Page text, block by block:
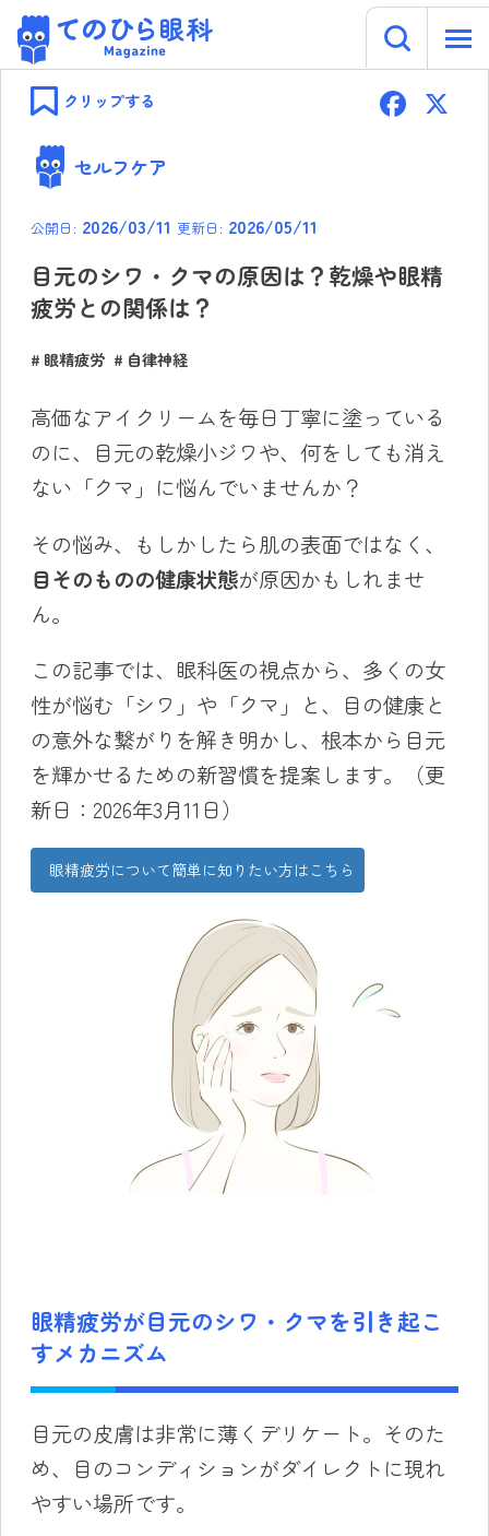
Skip
content
てのひら眼科 Magazine
セルフケア
クリップする F
ok
公開日: 2026/03/11 更新日: 2026/05/11
目元のシワ・クマの原因は？乾燥や眼精
疲労との関係は？
眼精疲労 自律神経
高価なアイクリームを毎日丁寧に塗っている
のに、目元の乾燥小ジワや、何をしても消え
ない「クマ」に悩んでいませんか？
その悩み、もしかしたら肌の表面ではなく、
目そのものの健康状態が原因かもしれませ
ん。
この記事では、眼科医の視点から、多くの女
性が悩む「シワ」や「クマ」と、目の健康と
の意外な繋がりを解き明かし、根本から目元
を輝かせるための新習慣を提案します。（更
新日：2026年3月11日）
眼精疲労について簡単に知りたい方はこちら
眼精疲労が目元のシワ・クマを引き起こ
すメカニズム
目元の皮膚は非常に薄くデリケート。そのた
め、目のコンディションがダイレクトに現れ
やすい場所です。